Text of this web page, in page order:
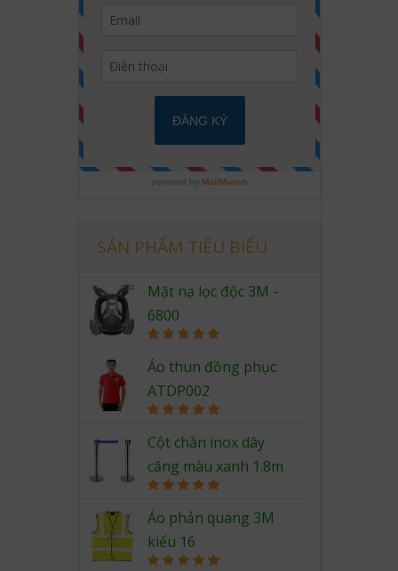
SẢN PHẨM TIÊU BIỂU
Mặt nạ lọc độc 3M -
6800
out of 5
Áo thun đồng phục
ATDP002
out of 5
Cột chắn inox dây
căng màu xanh 1.8m
out of 5
Áo phản quang 3M
kiểu 16